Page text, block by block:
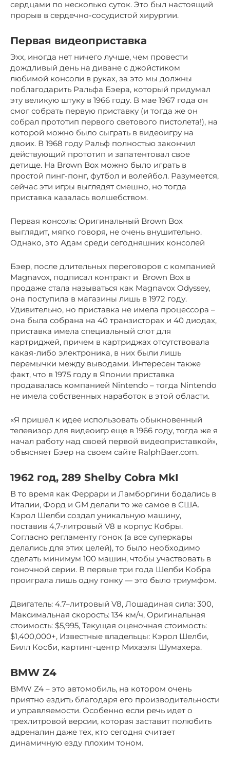
сердцами по несколько суток. Это был настоящий
прорыв в сердечно-сосудистой хирургии.
Первая видеоприставка
Эхх, иногда нет ничего лучше, чем провести
дождливый день на диване с джойстиком
любимой консоли в руках, за это мы должны
поблагодарить Ральфа Бэера, который придумал
эту великую штуку в 1966 году. В мае 1967 года он
смог собрать первую приставку (и тогда же он
собрал прототип первого светового пистолета!), на
которой можно было сыграть в видеоигру на
двоих. В 1968 году Ральф полностью закончил
действующий прототип и запатентовал свое
детище. На Brown Box можно было играть в
простой пинг-понг, футбол и волейбол. Разумеется,
сейчас эти игры выглядят смешно, но тогда
приставка казалась волшебством.
Первая консоль: Оригинальный Brown Box
выглядит, мягко говоря, не очень внушительно.
Однако, это Адам среди сегодняшних консолей
Бэер, после длительных переговоров с компанией
Magnavox, подписал контракт и Brown Box в
продаже стала называться как Magnavox Odyssey,
она поступила в магазины лишь в 1972 году.
Удивительно, но приставка не имела процессора –
она была собрана на 40 транзисторах и 40 диодах,
приставка имела специальный слот для
картриджей, причем в картриджах отсутствовала
какая-либо электроника, в них были лишь
перемычки между выводами. Интересен также
факт, что в 1975 году в Японии приставка
продавалась компанией Nintendo – тогда Nintendo
не имела собственных наработок в этой области.
«Я пришел к идее использовать обыкновенный
телевизор для видеоигр еще в 1966 году, тогда же я
начал работу над своей первой видеоприставкой»,
объясняет Бэер на своем сайте RalphBaer.com.
1962 год, 289 Shelby Cobra MkI
В то время как Феррари и Ламборгини бодались в
Италии, Форд и GM делали то же самое в США.
Кэрол Шелби создал уникальную машину,
поставив 4,7-литровый V8 в корпус Кобры.
Согласно регламенту гонок (а все суперкары
делались для этих целей), то было необходимо
сделать минимум 100 машин, чтобы участвовать в
гоночной серии. В первые три года Шелби Кобра
проиграла лишь одну гонку — это было триумфом.
Двигатель: 4.7–литровый V8, Лошадиная сила: 300,
Максимальная скорость: 134 км/ч, Оригинальная
стоимость: $5,995, Текущая оценочная стоимость:
$1,400,000+, Известные владельцы: Кэрол Шелби,
Билл Косби, картинг-центр Михаэля Шумахера.
BMW Z4
BMW Z4 – это автомобиль, на котором очень
приятно ездить благодаря его производительности
и управляемости. Особенно если речь идет о
трехлитровой версии, которая заставит полюбить
адреналин даже тех, кто сегодня считает
динамичную езду плохим тоном.